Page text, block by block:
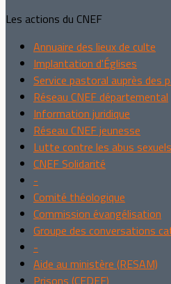
Les actions du CNEF
Annuaire des lieux de culte
Implantation d'Églises
Service pastoral auprès des
Réseau CNEF départemental
Information juridique
Réseau CNEF jeunesse
Lutte contre les abus sexuels
CNEF Solidarité
-
Comité théologique
Commission évangélisation
Groupe des conversations
-
Aide au ministère (RESAM)
Prisons (CEDEF)